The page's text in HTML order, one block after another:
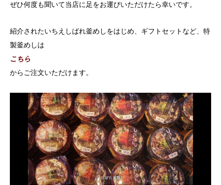
ぜひ何度も聞いて当店に足をお運びいただけたら幸いです。
紹介されたいちえしばれ釜めしをはじめ、ギフトセットなど、特
製釜めしは
こちら
からご注文いただけます。